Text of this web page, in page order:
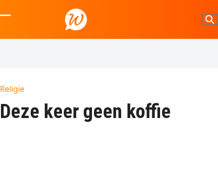
to
mobile
mobile
Religie
Deze keer geen koffie